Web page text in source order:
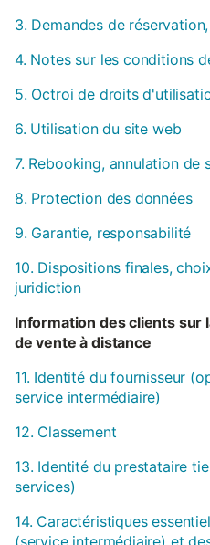
3. Demandes de
4. Notes sur les conditions
5. Octroi de droits
6. Utilisation du site web
7. Rebooking, annulation de
8. Protection des données
9. Garantie, responsabilité
10. Dispositions finales,
juridiction
Information des clients sur
de vente à distance
11. Identité du fournisseur
service intermédiaire)
12. Classement
13. Identité du prestataire
services)
14. Caractéristiques
(service intermédiaire) et